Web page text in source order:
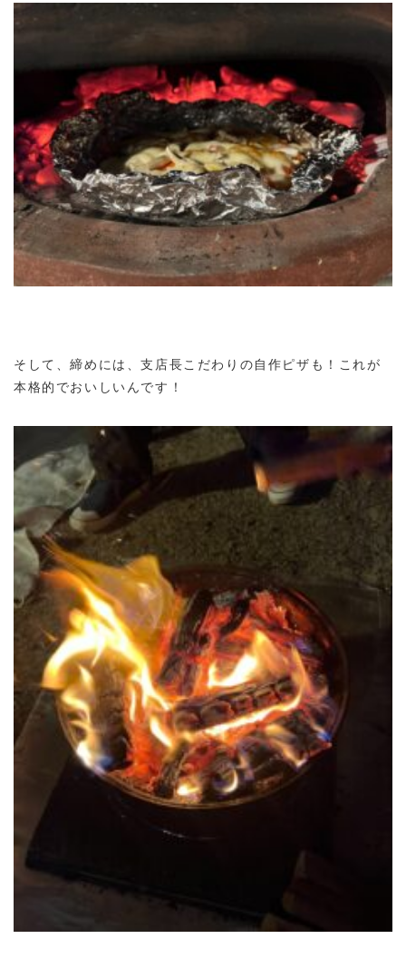
そして、締めには、支店長こだわりの自作ピザも！これが
本格的でおいしいんです！